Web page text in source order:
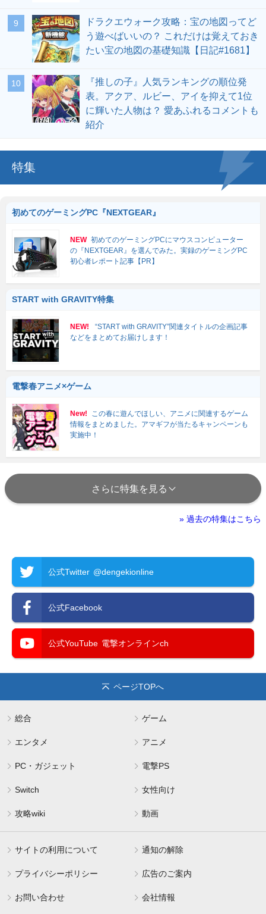
ドラクエウォーク攻略：宝の地図ってど
う遊べばいいの？ これだけは覚えておき
たい宝の地図の基礎知識【日記#1681】
『推しの子』人気ランキングの順位発
表。アクア、ルビー、アイを抑えて1位
に輝いた人物は？ 愛あふれるコメントも
紹介
特集
初めてのゲーミングPC『NEXTGEAR』
NEW 初めてのゲーミングPCにマウスコンピューター
の『NEXTGEAR』を選んでみた。実録のゲーミングPC
初心者レポート記事【PR】
START with GRAVITY特集
NEW!
“START with GRAVITY”関連タイトルの企画記事
などをまとめてお届けします！
電撃春アニメ×ゲーム
New!
この春に遊んでほしい、アニメに関連するゲーム
情報をまとめました。アマギフが当たるキャンペーンも
実施中！
さらに特集を見る
» 過去の特集はこちら
公式Twitter @dengekionline
公式Facebook
公式YouTube 電撃オンラインch
ページTOPへ
総合 ゲーム
エンタメ アニメ
PC・ガジェット 電撃PS
Switch 女性向け
攻略wiki 動画
サイトの利用について 通知の解除
プライバシーポリシー 広告のご案内
お問い合わせ 会社情報